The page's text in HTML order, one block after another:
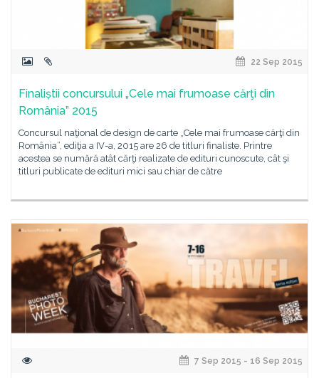
22 Sep 2015
Finaliștii concursului „Cele mai frumoase cărţi din
România” 2015
Concursul naţional de design de carte „Cele mai frumoase cărţi din
România”, ediţia a IV-a, 2015 are 26 de titluri finaliste. Printre
acestea se numără atât cărţi realizate de edituri cunoscute, cât şi
titluri publicate de edituri mici sau chiar de către
7 Sep 2015 - 16 Sep 2015